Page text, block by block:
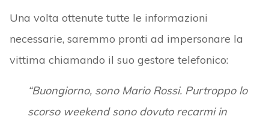
Una volta ottenute tutte le informazioni
necessarie, saremmo pronti ad impersonare la
vittima chiamando il suo gestore telefonico:
“Buongiorno, sono Mario Rossi. Purtroppo lo
scorso weekend sono dovuto recarmi in